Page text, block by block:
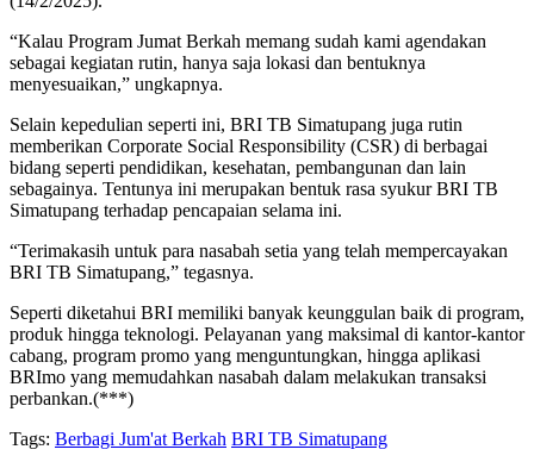
“Kalau Program Jumat Berkah memang sudah kami agendakan
sebagai kegiatan rutin, hanya saja lokasi dan bentuknya
menyesuaikan,” ungkapnya.
Selain kepedulian seperti ini, BRI TB Simatupang juga rutin
memberikan Corporate Social Responsibility (CSR) di berbagai
bidang seperti pendidikan, kesehatan, pembangunan dan lain
sebagainya. Tentunya ini merupakan bentuk rasa syukur BRI TB
Simatupang terhadap pencapaian selama ini.
“Terimakasih untuk para nasabah setia yang telah mempercayakan
BRI TB Simatupang,” tegasnya.
Seperti diketahui BRI memiliki banyak keunggulan baik di program,
produk hingga teknologi. Pelayanan yang maksimal di kantor-kantor
cabang, program promo yang menguntungkan, hingga aplikasi
BRImo yang memudahkan nasabah dalam melakukan transaksi
perbankan.(***)
Tags: Berbagi Jum'at Berkah BRI TB Simatupang